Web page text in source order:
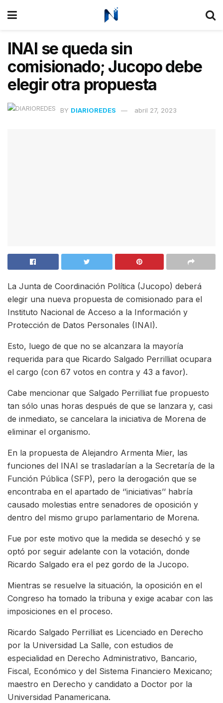
INAI se queda sin
comisionado; Jucopo debe
elegir otra propuesta
BY DIARIOREDES abril 27, 2023
La Junta de Coordinación Política (Jucopo) deberá
elegir una nueva propuesta de comisionado para el
Instituto Nacional de Acceso a la Información y
Protección de Datos Personales (INAI).
Esto, luego de que no se alcanzara la mayoría
requerida para que Ricardo Salgado Perrilliat ocupara
el cargo (con 67 votos en contra y 43 a favor).
Cabe mencionar que Salgado Perrilliat fue propuesto
tan sólo unas horas después de que se lanzara y, casi
de inmediato, se cancelara la iniciativa de Morena de
eliminar el organismo.
En la propuesta de Alejandro Armenta Mier, las
funciones del INAI se trasladarían a la Secretaría de la
Función Pública (SFP), pero la derogación que se
encontraba en el apartado de ‘’iniciativas’’ habría
causado molestias entre senadores de oposición y
dentro del mismo grupo parlamentario de Morena.
Fue por este motivo que la medida se desechó y se
optó por seguir adelante con la votación, donde
Ricardo Salgado era el pez gordo de la Jucopo.
Mientras se resuelve la situación, la oposición en el
Congreso ha tomado la tribuna y exige acabar con las
imposiciones en el proceso.
Ricardo Salgado Perrilliat es Licenciado en Derecho
por la Universidad La Salle, con estudios de
especialidad en Derecho Administrativo, Bancario,
Fiscal, Económico y del Sistema Financiero Mexicano;
maestro en Derecho y candidato a Doctor por la
Universidad Panamericana.